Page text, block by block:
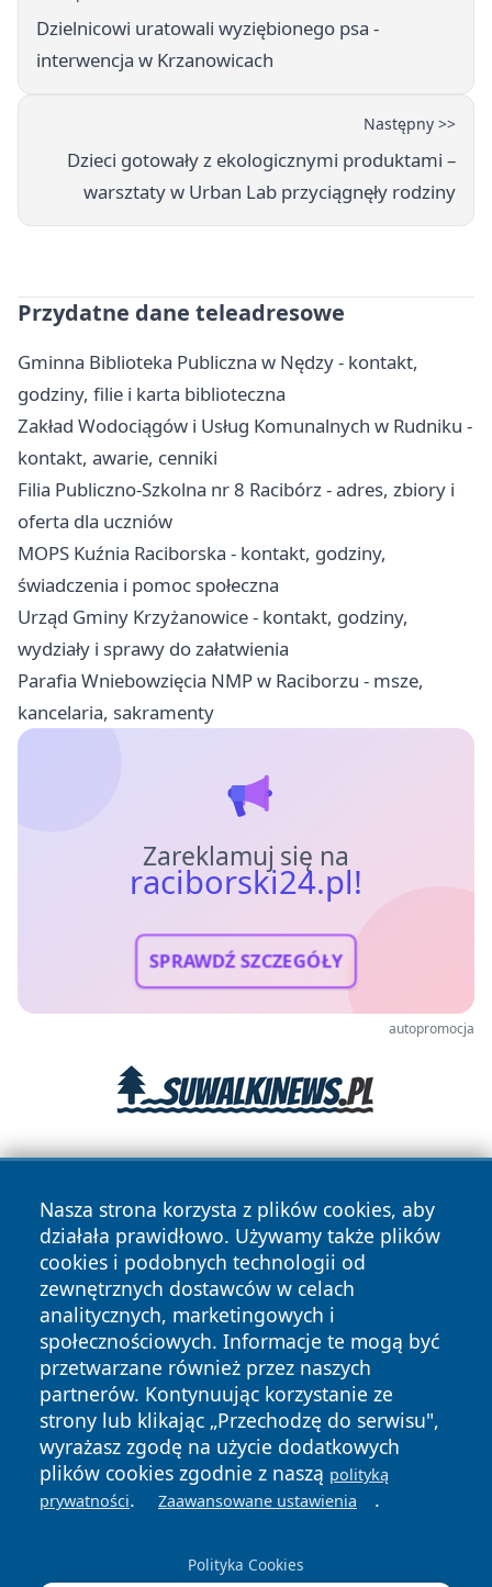
Dzielnicowi uratowali wyziębionego psa -
interwencja w Krzanowicach
Następny >>
Dzieci gotowały z ekologicznymi produktami –
warsztaty w Urban Lab przyciągnęły rodziny
Przydatne dane teleadresowe
Gminna Biblioteka Publiczna w Nędzy - kontakt,
godziny, filie i karta biblioteczna
Zakład Wodociągów i Usług Komunalnych w Rudniku -
kontakt, awarie, cenniki
Filia Publiczno-Szkolna nr 8 Racibórz - adres, zbiory i
oferta dla uczniów
MOPS Kuźnia Raciborska - kontakt, godziny,
świadczenia i pomoc społeczna
Urząd Gminy Krzyżanowice - kontakt, godziny,
wydziały i sprawy do załatwienia
Parafia Wniebowzięcia NMP w Raciborzu - msze,
kancelaria, sakramenty
Zareklamuj się na
raciborski24.pl!
SPRAWDŹ SZCZEGÓŁY
autopromocja
Nasza strona korzysta z plików cookies, aby
działała prawidłowo. Używamy także plików
cookies i podobnych technologii od
zewnętrznych dostawców w celach
analitycznych, marketingowych i
społecznościowych. Informacje te mogą być
przetwarzane również przez naszych
partnerów. Kontynuując korzystanie ze
strony lub klikając „Przechodzę do serwisu",
wyrażasz zgodę na użycie dodatkowych
plików cookies zgodnie z naszą polityką
prywatności. Zaawansowane ustawienia .
Polityka Cookies
Copyright © 2026 raciborski24.pl Wszystkie prawa
zastrzeżone.
News Autorzy
Polityka
Prywatności
Polityka
Cookies